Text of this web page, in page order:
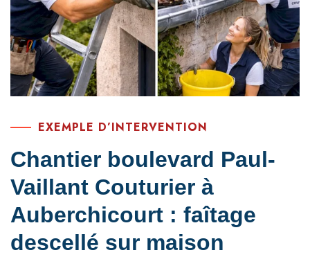
EXEMPLE D’INTERVENTION
Chantier boulevard Paul-
Vaillant Couturier à
Auberchicourt : faîtage
descellé sur maison